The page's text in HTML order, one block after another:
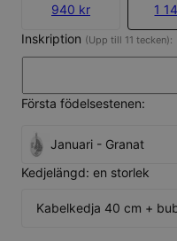
940 kr
1
Inskription (Upp till 11 tecken):
Första födelsestenen:
Januari - Granat
Kedjelängd: en storlek
Kabelkedja 40 cm +